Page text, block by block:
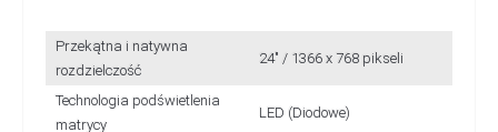
Przekątna i natywna
rozdzielczość
24" / 1366 x 768 pikseli
Technologia podświetlenia
matrycy
LED (Diodowe)